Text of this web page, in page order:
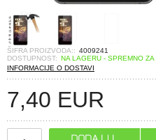
ŠIFRA PROIZVODA:: 4009241
DOSTUPNOST: NA LAGERU - SPREMNO ZA
INFORMACIJE O DOSTAVI
7,40 EUR